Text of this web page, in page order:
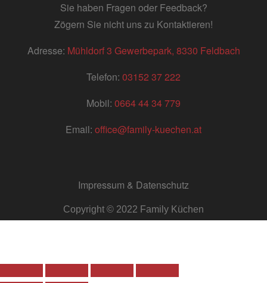
Sie haben Fragen oder Feedback?
Zögern Sie nicht uns zu Kontaktieren!
Adresse: Mühldorf 3 Gewerbepark, 8330 Feldbach
Telefon: 03152 37 222
Mobil: 0664 44 34 779
Email: office@family-kuechen.at
Impressum & Datenschutz
Copyright © 2022 Family Küchen